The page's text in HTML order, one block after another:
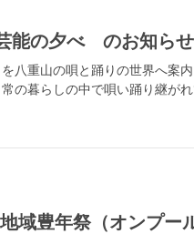
能の夕べ のお知らせ
八重山の唄と踊りの世界へ案
の暮らしの中で唄い踊り継が
地域豊年祭（オンプ